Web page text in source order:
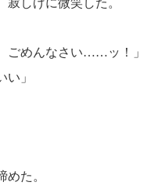
しげに微笑した。
ごめんなさい……ッ！」
い」
た。